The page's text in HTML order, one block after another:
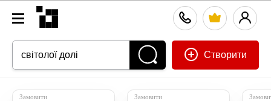
Створити
Замовити Замовити